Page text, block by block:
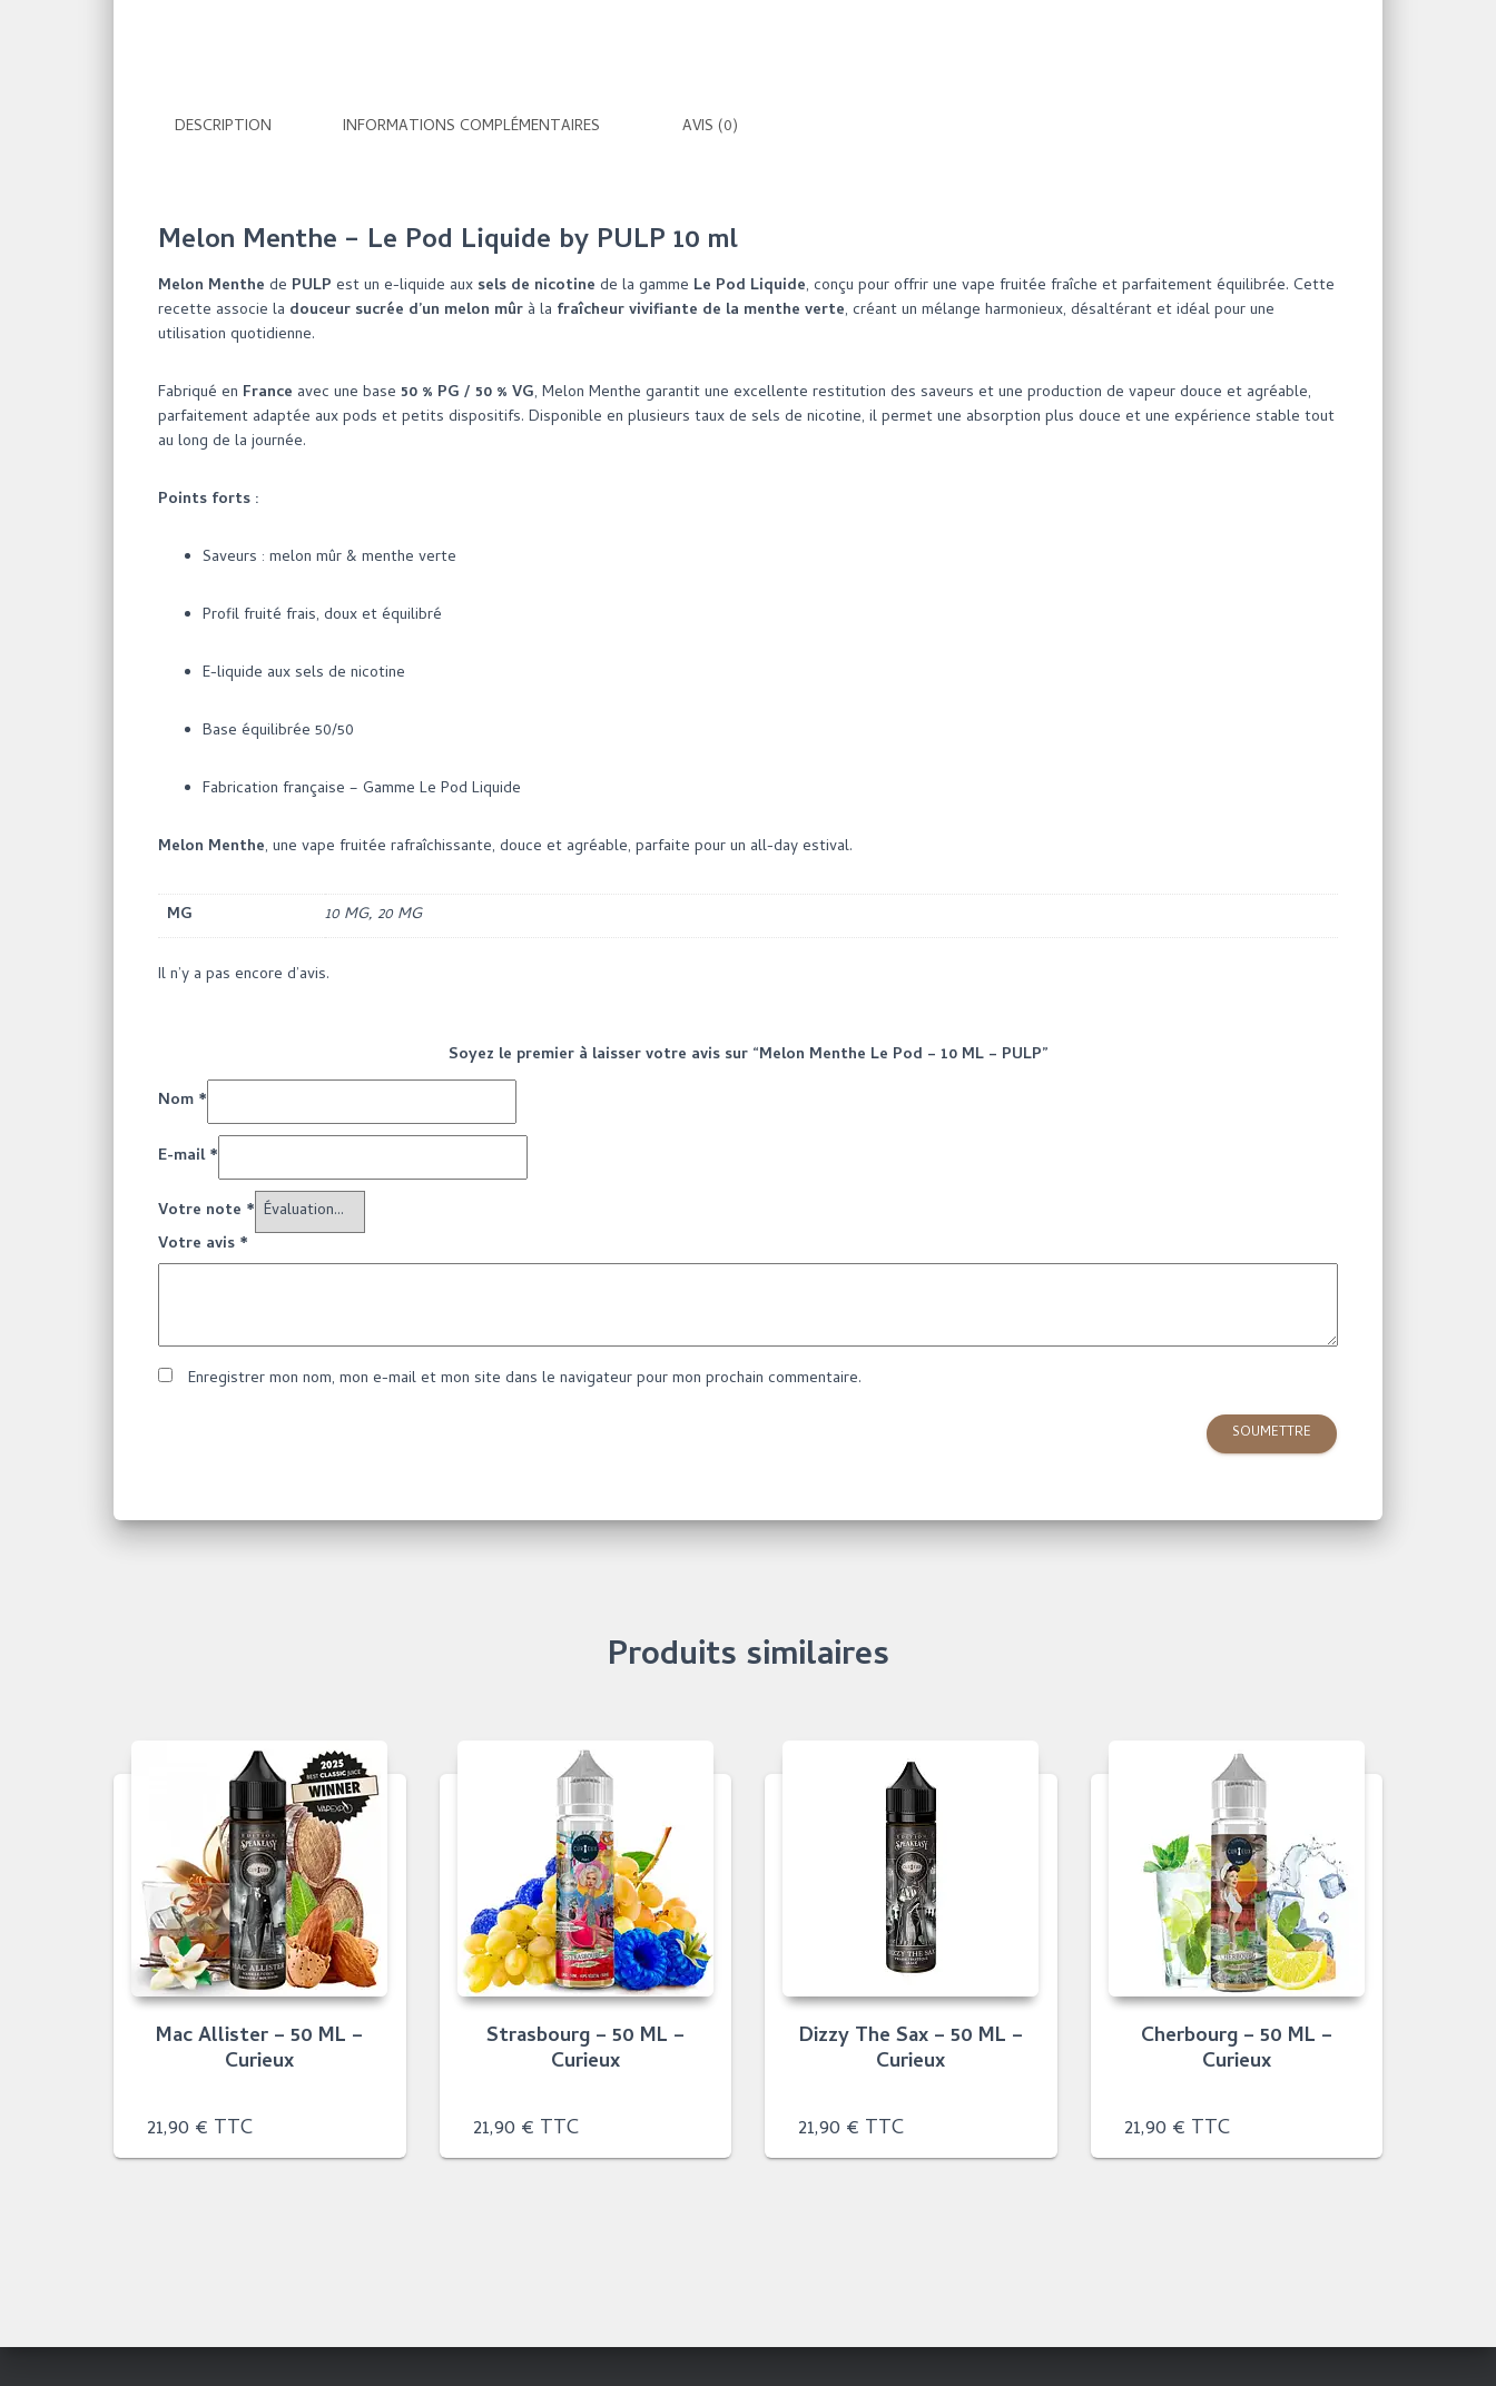
DESCRIPTION INFORMATIONS COMPLÉMENTAIRES AVIS (0)
Melon Menthe – Le Pod Liquide by PULP 10 ml
Melon Menthe de PULP est un e-liquide aux sels de nicotine de la gamme Le Pod Liquide, conçu pour offrir une vape fruitée fraîche et parfaitement équilibrée. Cette
recette associe la douceur sucrée d’un melon mûr à la fraîcheur vivifiante de la menthe verte, créant un mélange harmonieux, désaltérant et idéal pour une
utilisation quotidienne.
Fabriqué en France avec une base 50 % PG / 50 % VG, Melon Menthe garantit une excellente restitution des saveurs et une production de vapeur douce et agréable,
parfaitement adaptée aux pods et petits dispositifs. Disponible en plusieurs taux de sels de nicotine, il permet une absorption plus douce et une expérience stable tout
au long de la journée.
Points forts :
Saveurs : melon mûr & menthe verte
Profil fruité frais, doux et équilibré
E-liquide aux sels de nicotine
Base équilibrée 50/50
Fabrication française – Gamme Le Pod Liquide
Melon Menthe, une vape fruitée rafraîchissante, douce et agréable, parfaite pour un all-day estival.
MG 10 MG, 20 MG
Il n’y a pas encore d’avis.
Soyez le premier à laisser votre avis sur “Melon Menthe Le Pod – 10 ML – PULP”
Nom *
E-mail*
Votre note *
Votre avis *
Enregistrer mon nom, mon e-mail et mon site dans le navigateur pour mon prochain commentaire.
Produits similaires
Mac Allister – 50 ML –
Curieux
21,90 € TTC
Strasbourg – 50 ML –
Curieux
21,90 € TTC
Dizzy The Sax – 50 ML –
Curieux
21,90 € TTC
Cherbourg – 50 ML –
Curieux
21,90 € TTC